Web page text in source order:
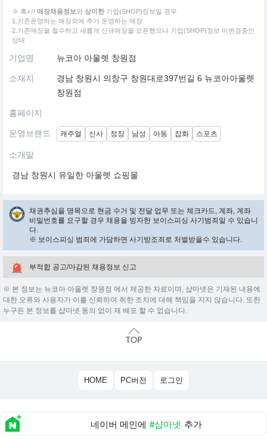
※ 혹시! 매장채용정보와 상이한 기업(SHOP)정보일 경우
1.기존운영하는 매장외에 추가 운영하는 매장
2.기존매장을 철수하고 새롭게 신규매장을 오픈했으나 기업(SHOP)정보 미변경중인
상태
기업명 뉴코아 아울렛 창원점
소재지
경남 창원시 의창구 창원대로397번길 6 뉴코아아울렛
창원점
홈페이지
운영브랜드 캐주얼 신사 정장 남성 아동 잡화 스포츠
소개말
경남 창원시 유일한 아울렛 쇼핑몰
채권추심을 명목으로 현금 수거 및 전달 업무 또는 체크카드, 계좌, 계좌
비밀번호를 요구할 경우 채용을 빙자한 보이스피싱 사기범죄일 수 있습니
다.
※ 보이스피싱 범죄에 가담하면 사기방조죄로 처벌받을수 있습니다.
부적합 공고/마감된 채용정보 신고
※ 본 정보는 뉴코아 아울렛 창원점 에서 제공한 자료이며, 샵마넷은 기재된 내용에
대한 오류와 사용자가 이를 신뢰하여 취한 조치에 대해 책임을 지지 않습니다. 또한
누구든 본 정보를 샵마넷 동의 없이 재 배포 할 수 없습니다.
HOME PC버전 로그인
네이버 메인에 #샵마넷 추가